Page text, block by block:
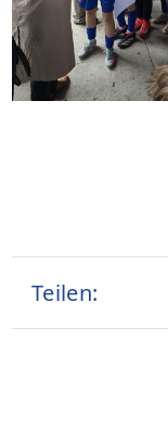
Teilen: